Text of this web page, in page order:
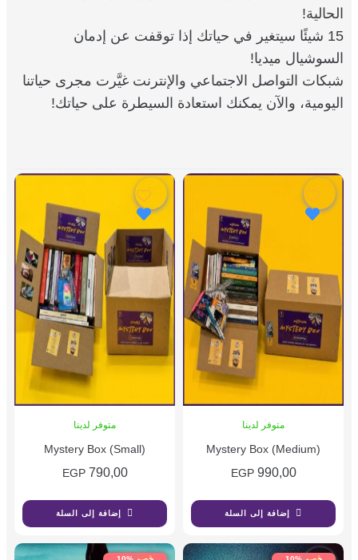
الحالية!
15 شيئًا سيتغير في حياتك إذا توقفت عن إدمان
السوشيال ميديا!
شبكات التواصل الاجتماعي والإنترنت غيَّرت مجرى حياتنا
اليومية، والآن يمكنك استعادة السيطرة على حياتك!
متوفر لدينا
Mystery Box (Medium)
990,00
EGP
إضافة إلى السلة
متوفر لدينا
Mystery Box (Small)
790,00
EGP
إضافة إلى السلة